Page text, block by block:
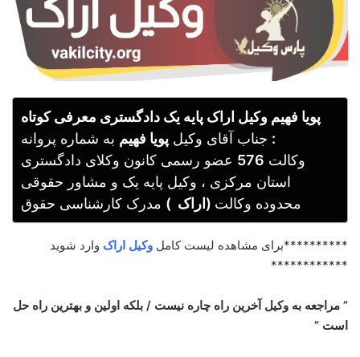
پویا فهیم وکیل اراک پایه یک دادگستری معرفی کوتاه
: جناب آقای وکیل پویا فهیم به شماره پروانه
وکالت 576 عضو رسمی کانون وکلای دادگستری
استان مرکزی ، وکیل پایه یک و مشاور حقوقی
محدوده وکالت (اراک ) مدرک کارشناسی حقوق
**********برای مشاهده لیست کامل وکیل اراک وارد شوید
************
” مراجعه به وکیل آخرین راه چاره نیست / بلکه اولین و بهترین راه حل
است ”